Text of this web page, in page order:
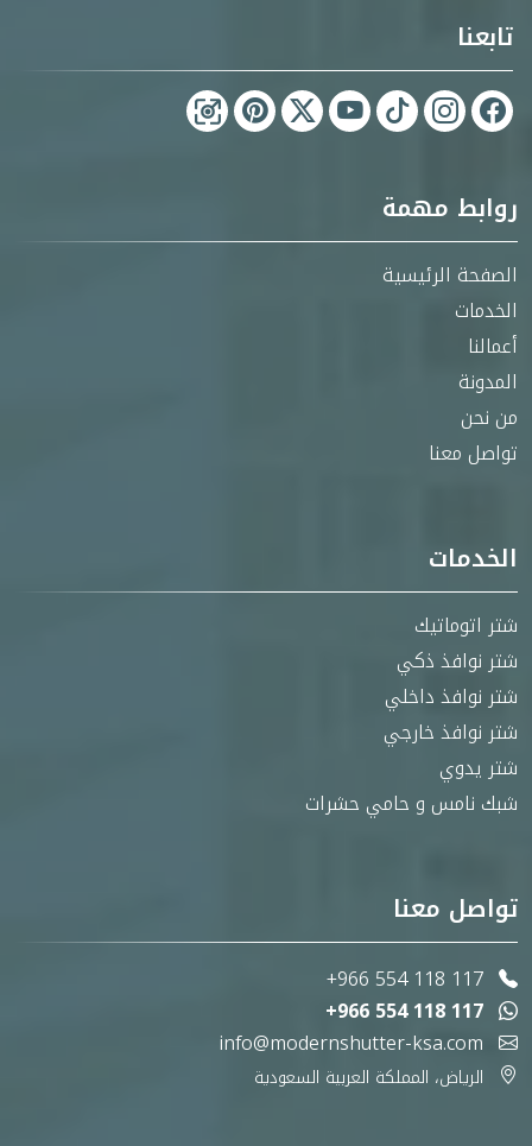
تابعنا
روابط مهمة
الصفحة الرئيسية
الخدمات
أعمالنا
المدونة
من نحن
تواصل معنا
الخدمات
شتر اتوماتيك
شتر نوافذ ذكي
شتر نوافذ داخلي
شتر نوافذ خارجي
شتر يدوي
شبك نامس و حامي حشرات
تواصل معنا
+966 554 118 117
+966 554 118 117
info@modernshutter-ksa.com
الرياض، المملكة العربية السعودية